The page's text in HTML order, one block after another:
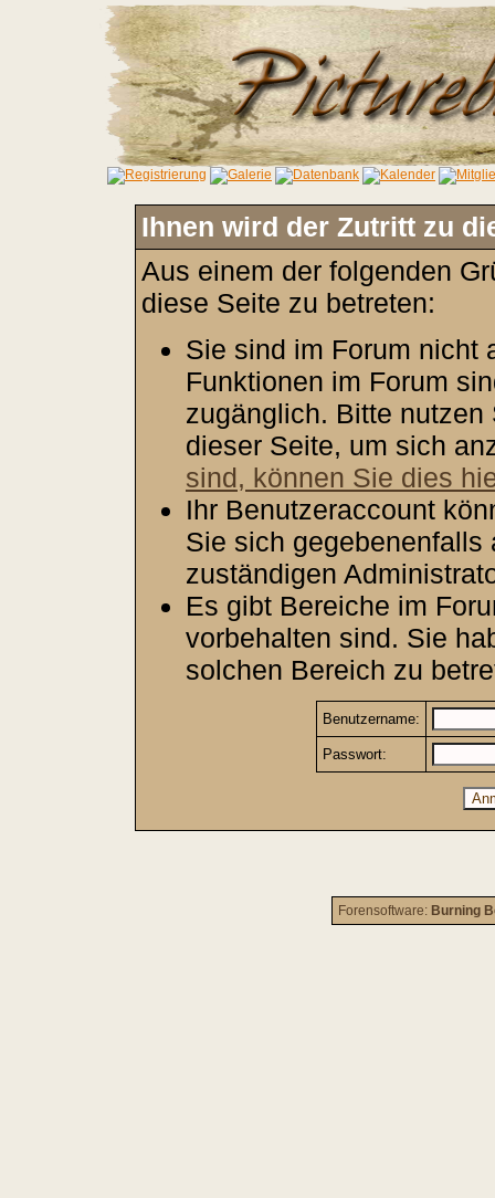
Ihnen wird der Zutritt zu
Aus einem der folgenden
diese Seite zu betreten:
Sie sind im Forum nicht
Funktionen im Forum
zugänglich. Bitte
dieser Seite, um sich
sind, können Sie dies
Ihr Benutzeraccount
Sie sich gegebenenfalls
zuständigen
Es gibt Bereiche im
vorbehalten sind. Sie
solchen Bereich zu
Benutzername:
Passwort:
Forensoftware: Burning